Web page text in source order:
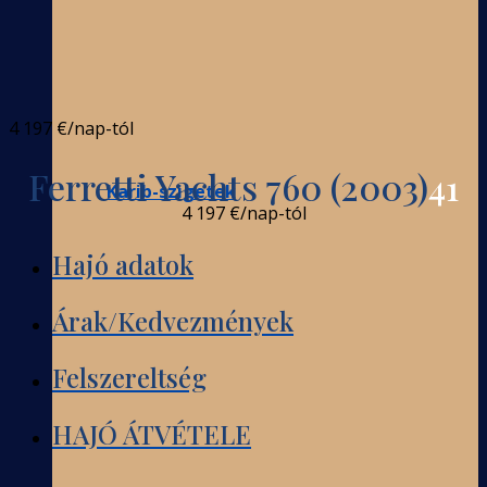
Karib-szigetek
4 197 €/nap-tól
Ferretti Yachts 760 (2003)41
4 197 €/nap-tól
Hajó adatok
Árak/Kedvezmények
Felszereltség
HAJÓ ÁTVÉTELE